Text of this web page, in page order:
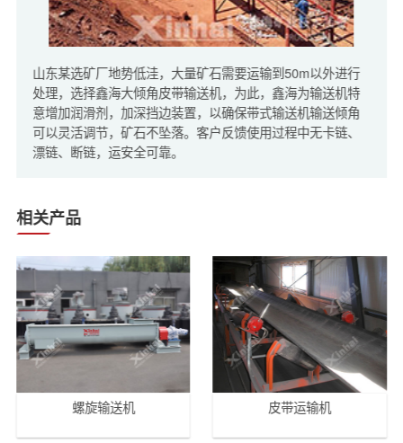
山东某选矿厂地势低洼，大量矿石需要运输到50m以外进行
处理，选择鑫海大倾角皮带输送机，为此，鑫海为输送机特
意增加润滑剂，加深挡边装置，以确保带式输送机输送倾角
可以灵活调节，矿石不坠落。客户反馈使用过程中无卡链、
漂链、断链，运安全可靠。
相关产品
螺旋输送机 皮带运输机